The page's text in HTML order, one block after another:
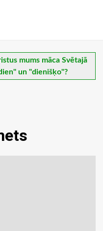
mums māca Svētajā
un "dienišķo"?